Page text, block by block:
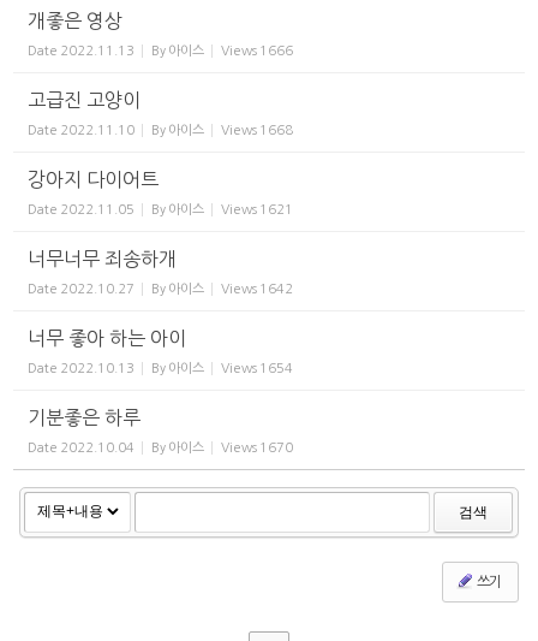
개좋은 영상
Date 2022.11.13 By 아이스 Views 1666
고급진 고양이
Date 2022.11.10 By 아이스 Views 1668
강아지 다이어트
Date 2022.11.05 By 아이스 Views 1621
너무너무 죄송하개
Date 2022.10.27 By 아이스 Views 1642
너무 좋아 하는 아이
Date 2022.10.13 By 아이스 Views 1654
기분좋은 하루
Date 2022.10.04 By 아이스 Views 1670
검색
쓰기